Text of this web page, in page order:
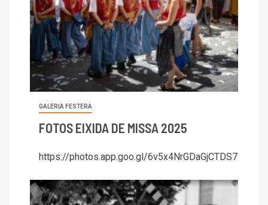
GALERIA FESTERA
FOTOS EIXIDA DE MISSA 2025
https://photos.app.goo.gl/6v5x4NrGDaGjCTDS7